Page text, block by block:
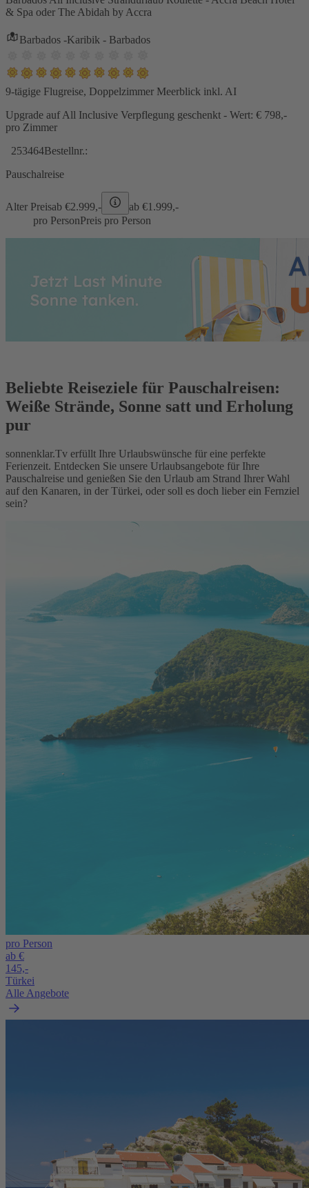
& Spa oder The Abidah by Accra
Barbados -Karibik - Barbados
9-tägige Flugreise, Doppelzimmer Meerblick inkl. AI
Upgrade auf All Inclusive Verpflegung geschenkt - Wert: € 798,-
pro Zimmer
253464Bestellnr.:
Pauschalreise
Alter Preisab €2.999,- ab €1.999,-
pro PersonPreis pro Person
Beliebte Reiseziele für Pauschalreisen:
Weiße Strände, Sonne satt und Erholung
pur
sonnenklar.Tv erfüllt Ihre Urlaubswünsche für eine perfekte
Ferienzeit. Entdecken Sie unsere Urlaubsangebote für Ihre
Pauschalreise und genießen Sie den Urlaub am Strand Ihrer Wahl
auf den Kanaren, in der Türkei, oder soll es doch lieber ein Fernziel
sein?
pro Person
ab €
145,-
Türkei
Alle Angebote